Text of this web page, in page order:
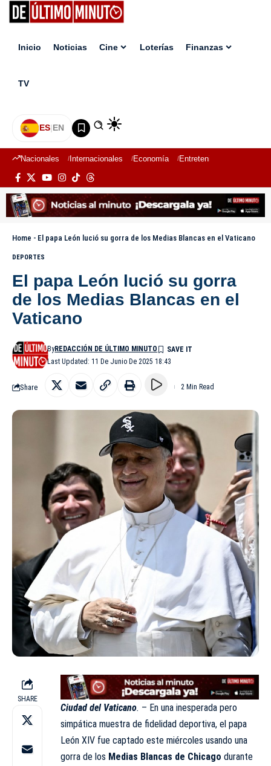
Inicio Noticias Cine Loterías Finanzas
TV
ES|EN
Nacionales Internacionales Economía Entretenimiento
Home - El papa León lució su gorra de los Medias Blancas en el Vaticano
DEPORTES
El papa León lució su gorra
de los Medias Blancas en el
Vaticano
Last Updated: 11 De Junio De 2025 18:43
ByREDACCIÓN DE ÚLTIMO MINUTO
Share 2 Min Read
SHARE
Ciudad del Vaticano. – En una inesperada pero
simpática muestra de fidelidad deportiva, el papa
León XIV fue captado este miércoles usando una
gorra de los Medias Blancas de Chicago durante